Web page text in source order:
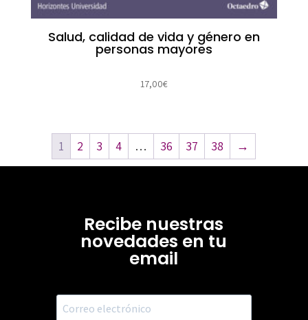
Salud, calidad de vida y género en
personas mayores
17,00€
1 2 3 4 … 36 37 38 →
Recibe nuestras
novedades en tu
email